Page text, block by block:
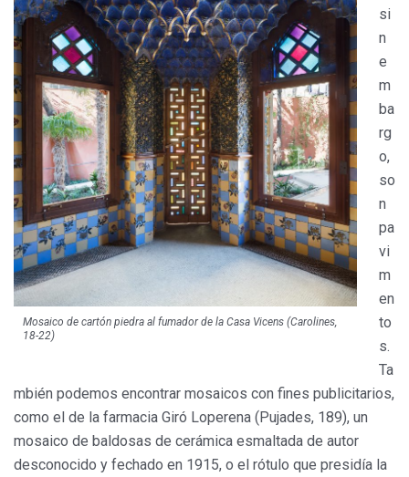
Mosaico de cartón piedra al fumador de la Casa Vicens (Carolines,
18-22)
si
n
e
m
ba
rg
o,
so
n
pa
vi
m
en
to
s.
Ta
mbién podemos encontrar mosaicos con fines publicitarios,
como el de la farmacia Giró Loperena (Pujades, 189), un
mosaico de baldosas de cerámica esmaltada de autor
desconocido y fechado en 1915, o el rótulo que presidía la